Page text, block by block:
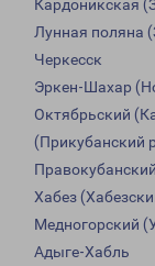
Кардоникская
Лунная поляна
Черкесск
Эркен-Шахар
Октябрьский
(Прикубанский
Правокубанский
Хабез
Медногорский
Адыге-Хабль